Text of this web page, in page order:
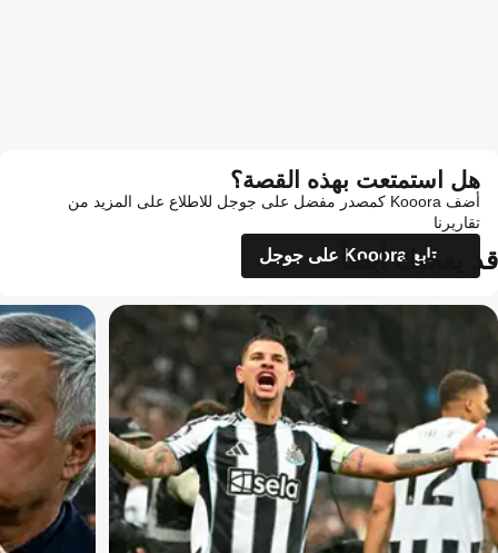
هل استمتعت بهذه القصة؟
أضف Kooora كمصدر مفضل على جوجل للاطلاع على المزيد من
تقاريرنا
تابع Kooora على جوجل
قد يعجبك أيضاً